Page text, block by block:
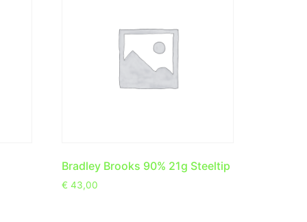
Bradley Brooks 90% 21g Steeltip
€ 43,00